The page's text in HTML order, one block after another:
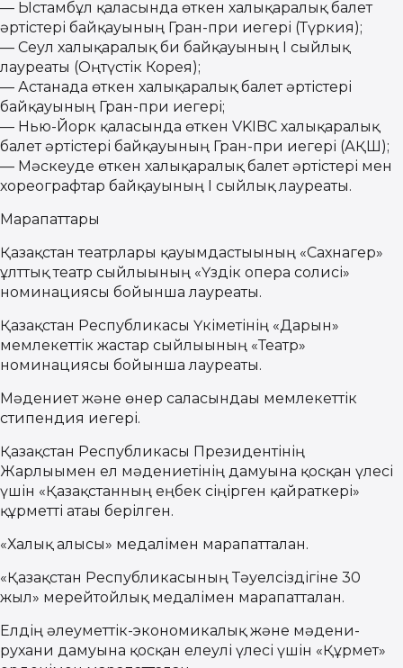
— Ыстамбұл қаласында өткен халықаралық балет
әртістері байқауының Гран-при иегері (Түркия);
— Сеул халықаралық би байқауының I сыйлық
лауреаты (Оңтүстік Корея);
— Астанада өткен халықаралық балет әртістері
байқауының Гран-при иегері;
— Нью-Йорк қаласында өткен VKIBC халықаралық
балет әртістері байқауының Гран-при иегері (АҚШ);
— Мәскеуде өткен халықаралық балет әртістері мен
хореографтар байқауының I сыйлық лауреаты.
Марапаттары
Қазақстан театрлары қауымдастығының «Сахнагер»
ұлттық театр сыйлығының «Үздік опера солисі»
номинациясы бойынша лауреаты.
Қазақстан Республикасы Үкіметінің «Дарын»
мемлекеттік жастар сыйлығының «Театр»
номинациясы бойынша лауреаты.
Мәдениет және өнер саласындағы мемлекеттік
стипендия иегері.
Қазақстан Республикасы Президентінің
Жарлығымен ел мәдениетінің дамуына қосқан үлесі
үшін «Қазақстанның еңбек сіңірген қайраткері»
құрметті атағы берілген.
«Халық алғысы» медалімен марапатталған.
«Қазақстан Республикасының Тәуелсіздігіне 30
жыл» мерейтойлық медалімен марапатталған.
Елдің әлеуметтік-экономикалық және мәдени-
рухани дамуына қосқан елеулі үлесі үшін «Құрмет»